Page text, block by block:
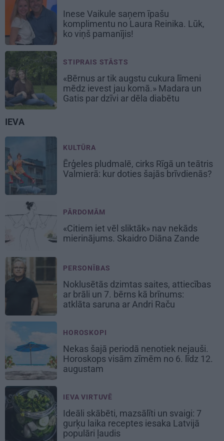
Inese Vaikule saņem īpašu
komplimentu no Laura Reinika. Lūk,
ko viņš pamanījis!
STIPRAIS STĀSTS
«Bērnus ar tik augstu cukura līmeni
mēdz ievest jau komā.» Madara un
Gatis par dzīvi ar dēla diabētu
IEVA
KULTŪRA
Ērģeles pludmalē, cirks Rīgā un teātris
Valmierā: kur doties šajās brīvdienās?
PĀRDOMĀM
«Citiem iet vēl sliktāk» nav nekāds
mierinājums. Skaidro Diāna Zande
PERSONĪBAS
Noklusētās dzimtas saites, attiecības
ar brāli un 7. bērns kā brīnums:
atklāta saruna ar Andri Raču
HOROSKOPI
Nekas šajā periodā nenotiek nejauši.
Horoskops visām zīmēm no 6. līdz 12.
augustam
IEVA VIRTUVĒ
Ideāli skābēti, mazsālīti un svaigi: 7
gurķu laika receptes iesaka Latvijā
populāri ļaudis